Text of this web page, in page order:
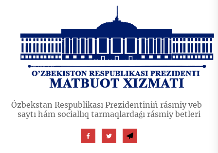
Ózbekstan Respublikası Prezidentiniń rásmiy veb-
saytı hám sociallıq tarmaqlardaǵı rásmiy betleri